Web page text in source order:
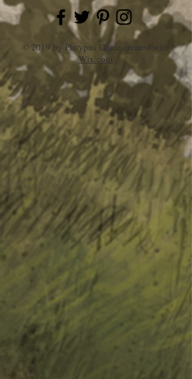
© 2019 by Platypus Game created with
Wix.com